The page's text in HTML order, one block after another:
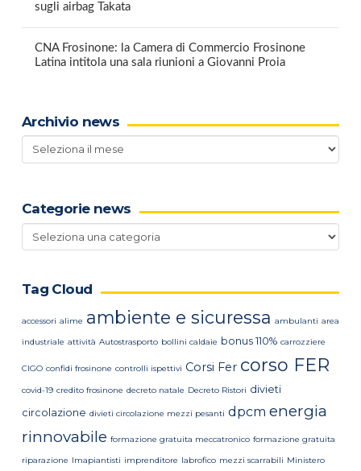
sugli airbag Takata
CNA Frosinone: la Camera di Commercio Frosinone
Latina intitola una sala riunioni a Giovanni Proia
Archivio news
Archivio
news
Categorie news
Categorie
news
Tag Cloud
accessori alime ambiente e sicuressa ambulanti area
industriale attività Autostrasporto bollini caldaie bonus 110% carrozziere
CIGO confidi frosinone controlli ispettivi Corsi Fer corso FER
covid-19 credito frosinone decreto natale Decreto Ristori divieti
circolazione divieti circolazione mezzi pesanti dpcm energia
rinnovabile formazione gratuita meccatronico formazione gratuita
riparazione Imapiantisti imprenditore labrofico mezzi scarrabili Ministero